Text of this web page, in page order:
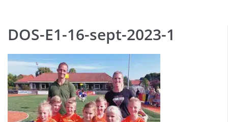
DOS-E1-16-sept-2023-1